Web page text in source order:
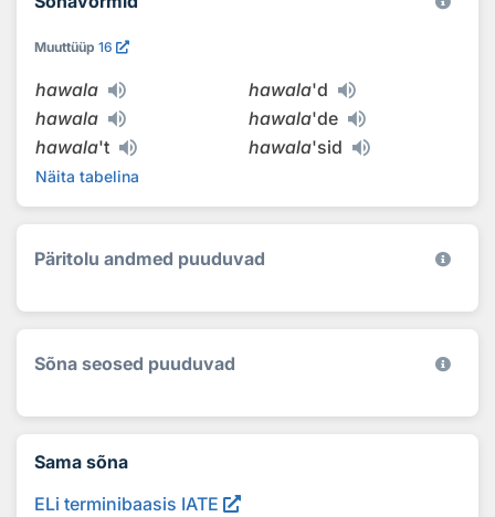
Muuttüüp 16
hawala hawala'd
hawala
hawala'de
hawala't hawala'sid
Näita tabelina
Päritolu andmed puuduvad
Sõna seosed puuduvad
Sama sõna
ELi terminibaasis IATE